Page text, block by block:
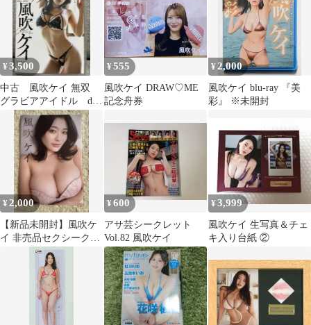
¥3,500
中古 風吹ケイ 無双
グラビアアイドル dvd
Jカップ ノブロック
¥555
風吹ケイ DRAW♡ME
記念舟券
¥ 2,000
風吹ケイ blu-ray 『美
彩』 ※未開封
¥ 2,000
【新品未開封】風吹ケ
イ 非売品セクシークリ
アファイル グラビアア
¥600
アサ芸シークレット
Vol.82 風吹ケイ
¥3,999
風吹ケイ 生写真＆チェ
キ入り台紙 ②